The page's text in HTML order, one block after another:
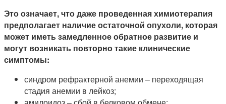
Это означает, что даже проведенная химиотерапия
предполагает наличие остаточной опухоли, которая
может иметь замедленное обратное развитие и
могут возникать повторно такие клинические
симптомы:
синдром рефрактерной анемии – переходящая
стадия анемии в лейкоз;